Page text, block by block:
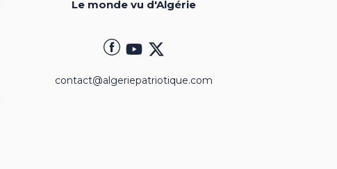
Le monde vu d'Algérie
contact@algeriepatriotique.com